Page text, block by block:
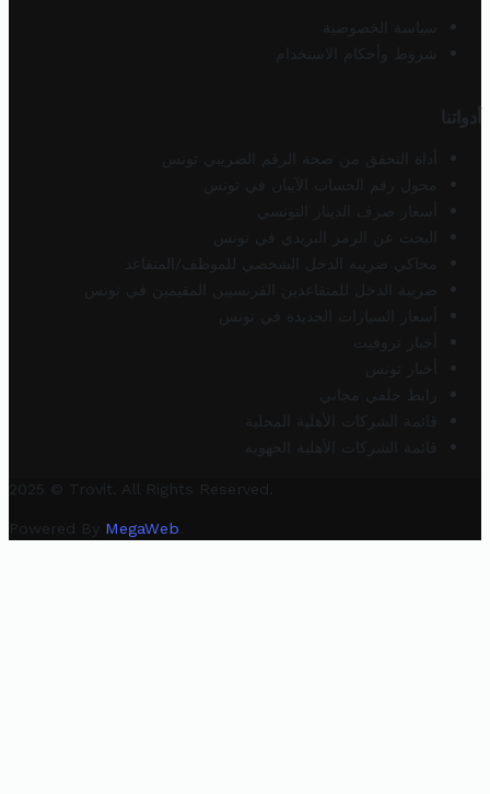
سياسة الخصوصية
شروط وأحكام الاستخدام
أدواتنا
أداة التحقق من صحة الرقم الضريبي تونس
محول رقم الحساب الآيبان في تونس
أسعار صرف الدينار التونسي
البحث عن الرمز البريدي في تونس
محاكي ضريبة الدخل الشخصي للموظف/المتقاعد
ضريبة الدخل للمتقاعدين الفرنسيين المقيمين في تونس
أسعار السيارات الجديدة في تونس
أخبار تروفيت
أخبار تونس
رابط خلفي مجاني
قائمة الشركات الأهلية المحلية
قائمة الشركات الأهلية الجهوية
2025 © Trovit. All Rights Reserved.
Powered By MegaWeb